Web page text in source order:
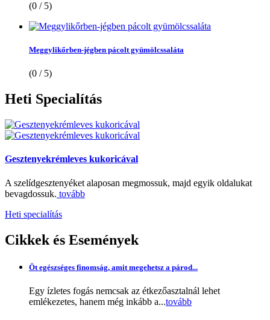
(0 / 5)
Meggylikőrben-jégben pácolt gyümölcssaláta
(0 / 5)
Heti Specialítás
Gesztenyekrémleves kukoricával
A szelídgesztenyéket alaposan megmossuk, majd egyik oldalukat
bevagdossuk. tovább
Heti specialítás
Cikkek és Események
Öt egészséges finomság, amit megehetsz a párod...
Egy ízletes fogás nemcsak az étkezőasztalnál lehet
emlékezetes, hanem még inkább a...tovább